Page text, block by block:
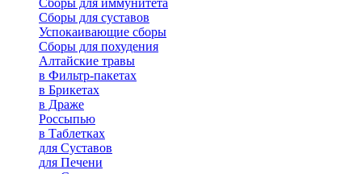
Сборы для иммунитета
Сборы для суставов
Успокаивающие сборы
Сборы для похудения
Алтайские травы
в Фильтр-пакетах
в Брикетах
в Драже
Россыпью
в Таблетках
для Cуставов
для Печени